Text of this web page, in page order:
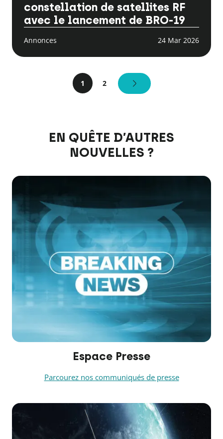
constellation de satellites RF
avec le lancement de BRO-19
Annonces 24 Mar 2026
1 Page
2(dernière page)
SUIVANT
EN QUÊTE D’AUTRES
NOUVELLES ?
Espace Presse
Parcourez nos communiqués de presse